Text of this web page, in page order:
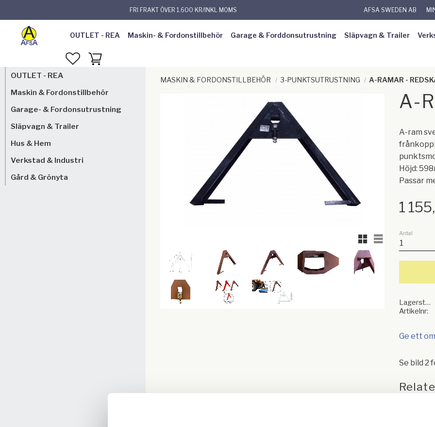
FRI FRAKT ÖVER 1.600 KR/INKL MOMS AFSA SWEDEN AB
OUTLET - REA Maskin- & Fordonstillbehör Garage & Forddonsutrustning Släpvagn & Trailer
FAVORITER
KUNDVAGN
MASKIN & FORDONSTILLBEHÖR 3-PUNKTSUTRUSTNING A-RAMAR -
A-
A-ram
Höjd:
Passar
Rutnätsvy
Listvy
1
Antal
Lagerstatus
Artikelnr
Ge ett
Se bild 2
OUTLET - REA
Maskin & Fordonstillbehör
Garage- & Fordonsutrustning
Släpvagn & Trailer
Hus & Hem
Verkstad & Industri
Gård & Grönyta